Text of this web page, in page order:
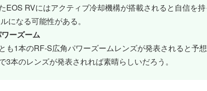
EOS RVにはアクティブ冷却機構が搭載されると自信を
になる可能性がある。
ーズーム
も1本のRF-S広角パワーズームレンズが発表されると予
3本のレンズが発表されれば素晴らしいだろう。